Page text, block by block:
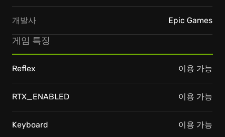
개발사 Epic Games
게임 특징
Reflex 이용 가능
RTX_ENABLED 이용 가능
Keyboard 이용 가능